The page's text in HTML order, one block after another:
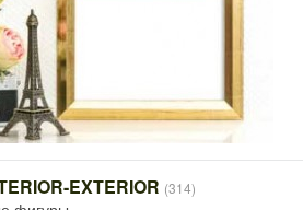
EXTERIOR (314)